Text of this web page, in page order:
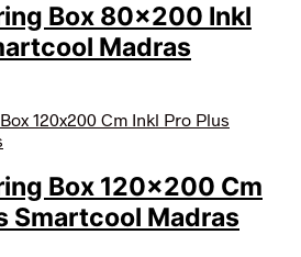
Box 80×200 Inkl
Madras
Box 120×200 Cm
Smartcool Madras